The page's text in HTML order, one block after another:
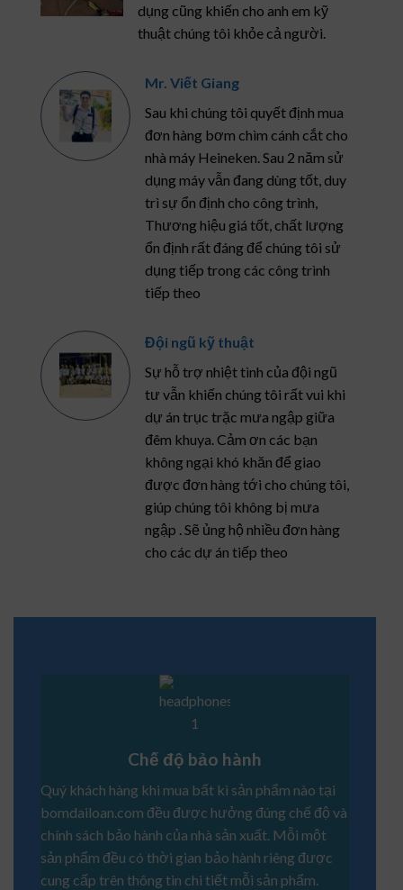
dụng cũng khiến cho anh em kỹ
thuật chúng tôi khỏe cả người.
Mr. Viết Giang
Sau khi chúng tôi quyết định mua
đơn hàng bơm chìm cánh cắt cho
nhà máy Heineken. Sau 2 năm sử
dụng máy vẫn đang dùng tốt, duy
trì sự ổn định cho công trình,
Thương hiệu giá tốt, chất lượng
ổn định rất đáng để chúng tôi sử
dụng tiếp trong các công trình
tiếp theo
Đội ngũ kỹ thuật
Sự hỗ trợ nhiệt tình của đội ngũ
tư vẫn khiến chúng tôi rất vui khi
dự án trục trặc mưa ngập giữa
đêm khuya. Cảm ơn các bạn
không ngại khó khăn để giao
được đơn hàng tới cho chúng tôi,
giúp chúng tôi không bị mưa
ngập . Sẽ ủng hộ nhiều đơn hàng
cho các dự án tiếp theo
Chế độ bảo hành
Quý khách hàng khi mua bất kì sản phẩm nào tại
bomdailoan.com đều được hưởng đúng chế độ và
chính sách bảo hành của nhà sản xuất. Mỗi một
sản phẩm đều có thời gian bảo hành riêng được
cung cấp trên thông tin chi tiết mỗi sản phẩm.